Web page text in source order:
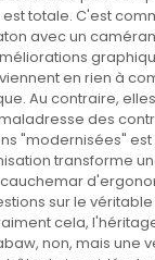
totale. C'est
avec un
en rien à
Au contraire,
des
"modernisées"
transforme
sur le
cela,
non, mais une